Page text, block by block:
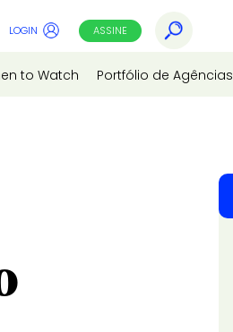
LOGIN ASSINE
to Watch Portfólio de Agências